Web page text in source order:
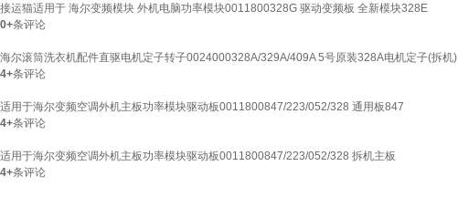
接运猫适用于 海尔变频模块 外机电脑功率模块0011800328G 驱动变频板 全新模块328E
0+条评论
海尔滚筒洗衣机配件直驱电机定子转子0024000328A/329A/409A 5号原装328A电机定子(拆机)
4+条评论
适用于海尔变频空调外机主板功率模块驱动板0011800847/223/052/328 通用板847
4+条评论
适用于海尔变频空调外机主板功率模块驱动板0011800847/223/052/328 拆机主板
4+条评论